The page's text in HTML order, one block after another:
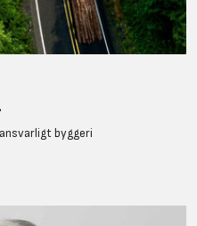
byggeri